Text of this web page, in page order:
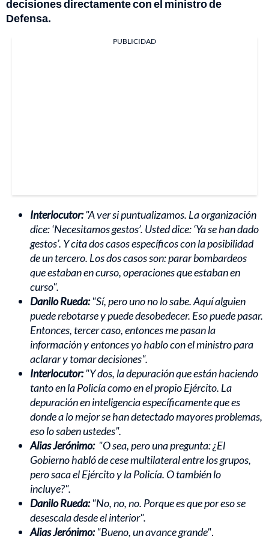
decisiones directamente con el ministro de
Defensa.
PUBLICIDAD
Interlocutor:"A ver si puntualizamos. La organización
dice: ‘Necesitamos gestos’. Usted dice: ‘Ya se han dado
gestos’. Y cita dos casos específicos con la posibilidad
de un tercero. Los dos casos son: parar bombardeos
que estaban en curso, operaciones que estaban en
curso".
Danilo Rueda:"Sí, pero uno no lo sabe. Aquí alguien
puede rebotarse y puede desobedecer. Eso puede pasar.
Entonces, tercer caso, entonces me pasan la
información y entonces yo hablo con el ministro para
aclarar y tomar decisiones".
Interlocutor:"Y dos, la depuración que están haciendo
tanto en la Policía como en el propio Ejército. La
depuración en inteligencia específicamente que es
donde a lo mejor se han detectado mayores problemas,
eso lo saben ustedes".
Alias Jerónimo:"O sea, pero una pregunta: ¿El
Gobierno habló de cese multilateral entre los grupos,
pero saca el Ejército y la Policía. O también lo
incluye?".
Danilo Rueda:"No, no, no. Porque es que por eso se
desescala desde el interior".
Alias Jerónimo:"Bueno, un avance grande".